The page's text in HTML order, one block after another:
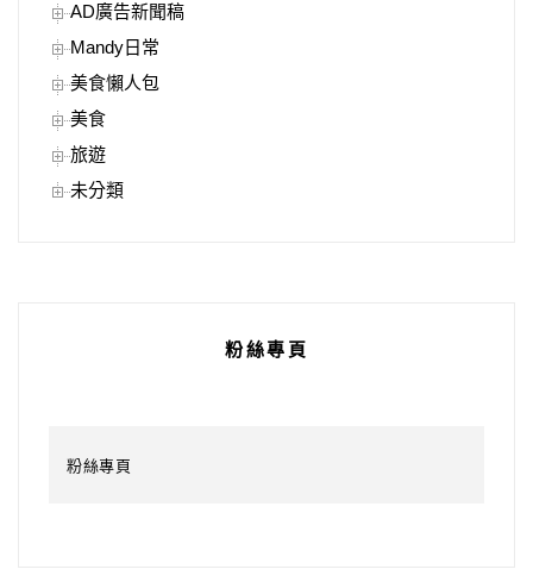
AD廣告新聞稿
Mandy日常
美食懶人包
美食
旅遊
未分類
粉絲專頁
粉絲專頁